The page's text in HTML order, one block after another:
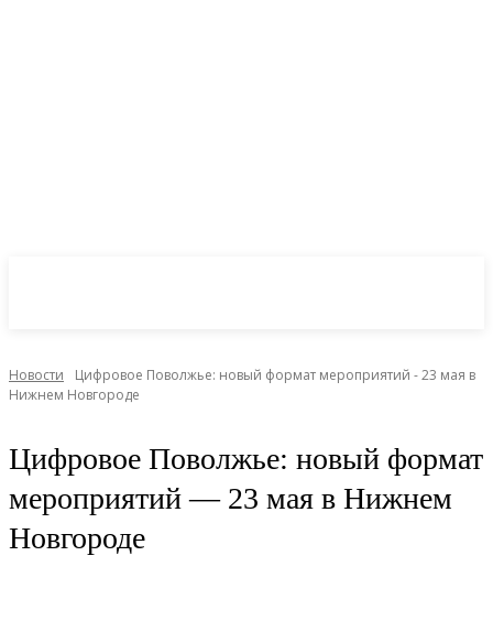
Новости
Цифровое Поволжье: новый формат мероприятий - 23 мая в
Нижнем Новгороде
Цифровое Поволжье: новый формат
мероприятий — 23 мая в Нижнем
Новгороде